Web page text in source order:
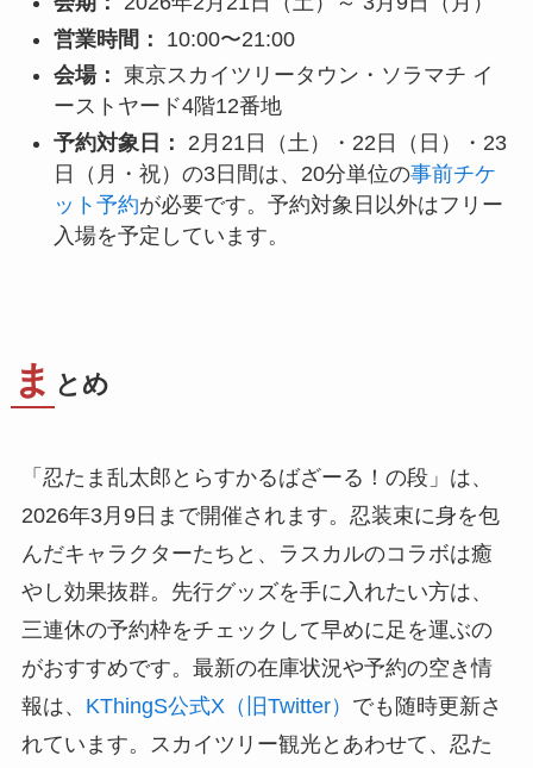
営業時間：
10:00〜21:00
会場： 東京スカイツリータウン・ソラマチ イ
ーストヤード4階12番地
予約対象日：
2月21日（土）・22日（日）・23
日（月・祝）の3日間は、20分単位の事前チケ
ット予約が必要です。予約対象日以外はフリー
入場を予定しています。
ま とめ
「忍たま乱太郎とらすかるばざーる！の段」は、
2026年3月9日まで開催されます。忍装束に身を包
んだキャラクターたちと、ラスカルのコラボは癒
やし効果抜群。先行グッズを手に入れたい方は、
三連休の予約枠をチェックして早めに足を運ぶの
がおすすめです。最新の在庫状況や予約の空き情
報は、 KThingS公式X（旧Twitter） でも随時更新さ
れています。スカイツリー観光とあわせて、忍た